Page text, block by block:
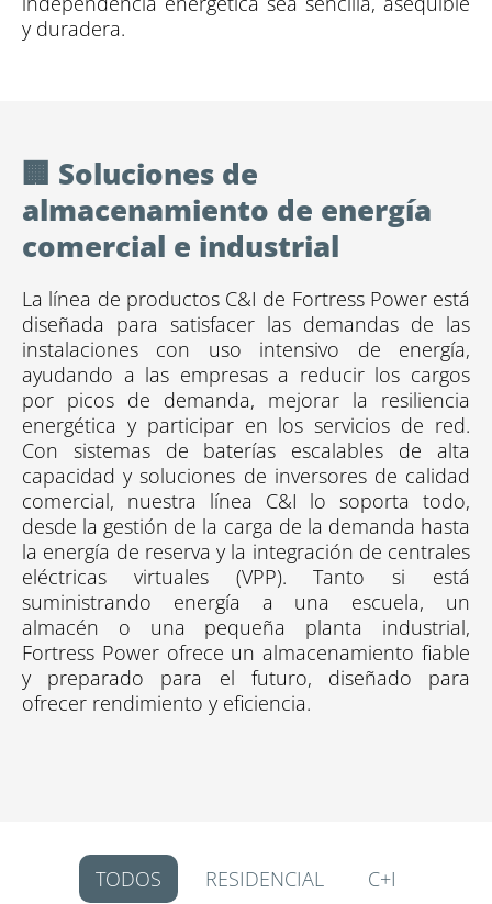
y duradera.
🏢 Soluciones de
almacenamiento de energía
comercial e industrial
La línea de productos C&I de Fortress Power está
diseñada para satisfacer las demandas de las
instalaciones con uso intensivo de energía,
ayudando a las empresas a reducir los cargos
por picos de demanda, mejorar la resiliencia
energética y participar en los servicios de red.
Con sistemas de baterías escalables de alta
capacidad y soluciones de inversores de calidad
comercial, nuestra línea C&I lo soporta todo,
desde la gestión de la carga de la demanda hasta
la energía de reserva y la integración de centrales
eléctricas virtuales (VPP). Tanto si está
suministrando energía a una escuela, un
almacén o una pequeña planta industrial,
Fortress Power ofrece un almacenamiento fiable
y preparado para el futuro, diseñado para
ofrecer rendimiento y eficiencia.
TODOS RESIDENCIAL
C+I